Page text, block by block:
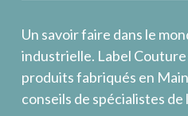
Un savoir faire dans le
industrielle. Label
produits fabriqués en
conseils de spécialistes de